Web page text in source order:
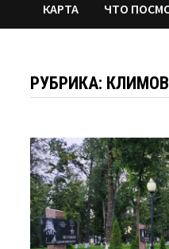
КАРТА ЧТО
РУБРИКА: